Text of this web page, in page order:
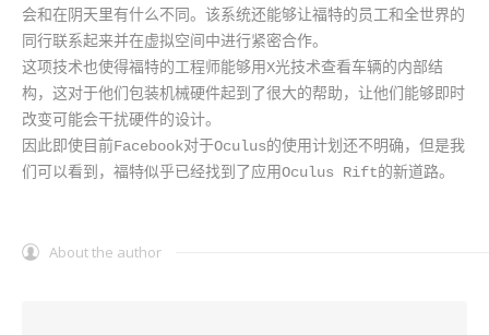
会和在阴天里有什么不同。该系统还能够让福特的员工和全世界的
同行联系起来并在虚拟空间中进行紧密合作。
这项技术也使得福特的工程师能够用X光技术查看车辆的内部结
构，这对于他们包装机械硬件起到了很大的帮助，让他们能够即时
改变可能会干扰硬件的设计。
因此即使目前Facebook对于Oculus的使用计划还不明确，但是我
们可以看到，福特似乎已经找到了应用Oculus Rift的新道路。
About the author